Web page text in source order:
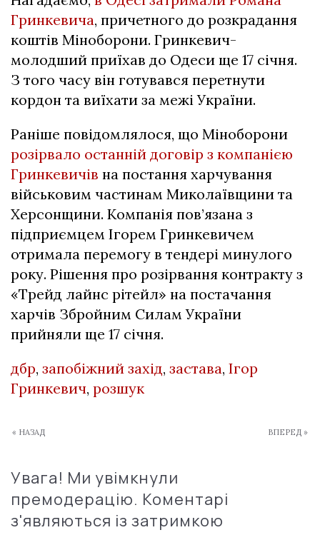
Гринкевича, причетного до розкрадання
коштів Міноборони. Гринкевич-
молодший приїхав до Одеси ще 17 січня.
З того часу він готувався перетнути
кордон та виїхати за межі України.
Раніше повідомлялося, що Міноборони
розірвало останній договір з компанією
Гринкевичів на постання харчування
військовим частинам Миколаївщини та
Херсонщини. Компанія пов’язана з
підприємцем Ігорем Гринкевичем
отримала перемогу в тендері минулого
року. Рішення про розірвання контракту з
«Трейд лайнс рітейл» на постачання
харчів Збройним Силам України
прийняли ще 17 січня.
дбр, запобіжний захід, застава, Ігор
Гринкевич, розшук
« НАЗАД ВПЕРЕД »
Увага! Ми увімкнули
премодерацію. Коментарі
з'являються із затримкою